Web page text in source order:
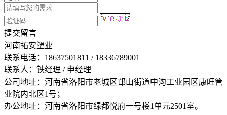
提交留言
河南拓安塑业
联系电话：18637501811 / 18336789001
联系人：铁经理 / 申经理
公司地址：河南省洛阳市老城区邙山街道中沟工业园区康旺管
业院内北区1号；
办公地址：河南省洛阳市绿都悦府一号楼1单元2501室。